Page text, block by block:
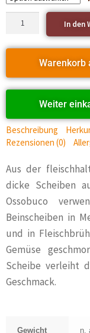
In den
Warenkorb
Weiter
Beschreibung
Rezensionen (0)
Aus der
dicke Scheiben
Ossobuco
Beinscheiben in
und in
Gemüse
Scheibe verleiht
Geschmack.
Gewicht n.